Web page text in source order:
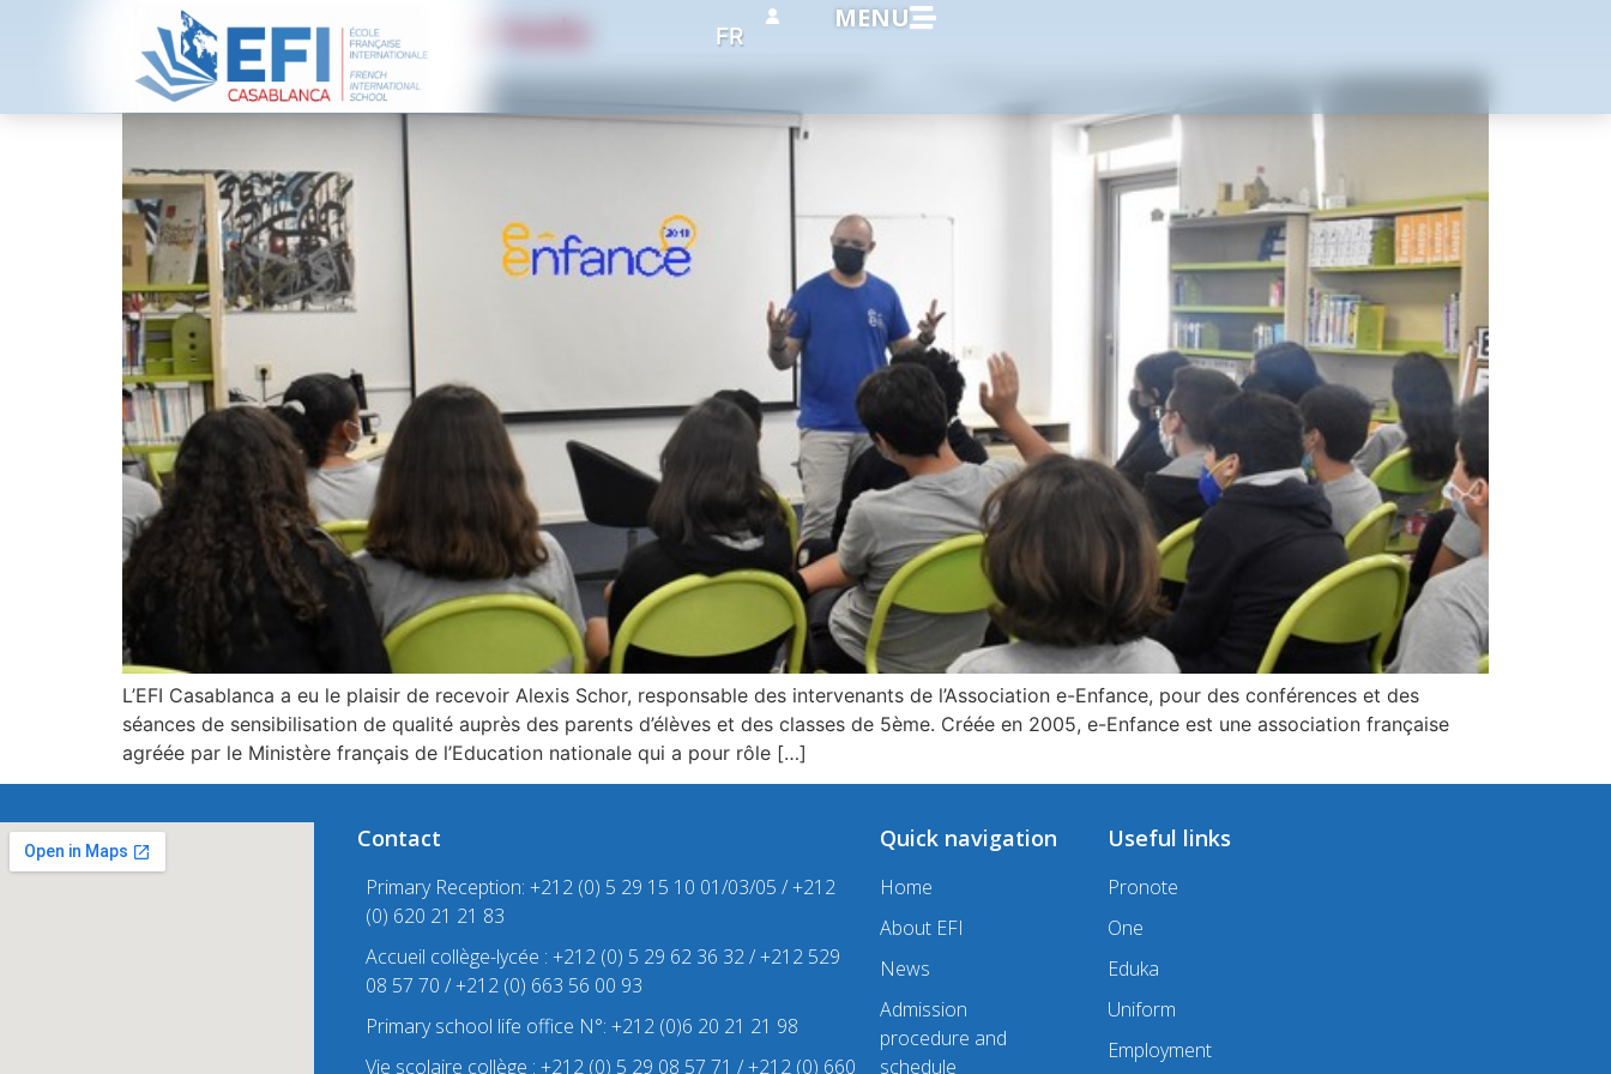
FR
MENU
Awareness of digital tools
L’EFI Casablanca a eu le plaisir de recevoir Alexis Schor, responsable des intervenants de l’Association e-Enfance, pour des conférences et des
séances de sensibilisation de qualité auprès des parents d’élèves et des classes de 5ème. Créée en 2005, e-Enfance est une association française
agréée par le Ministère français de l’Education nationale qui a pour rôle […]
Contact
Primary Reception: +212 (0) 5 29 15 10 01/03/05 / +212
(0) 620 21 21 83
Accueil collège-lycée : +212 (0) 5 29 62 36 32 / +212 529
08 57 70 / +212 (0) 663 56 00 93
Primary school life office N°: +212 (0)6 20 21 21 98
Vie scolaire collège : +212 (0) 5 29 08 57 71 / +212 (0) 660
Quick navigation
Home
About EFI
News
Admission
procedure and
schedule
Useful links
Pronote
One
Eduka
Uniform
Employment